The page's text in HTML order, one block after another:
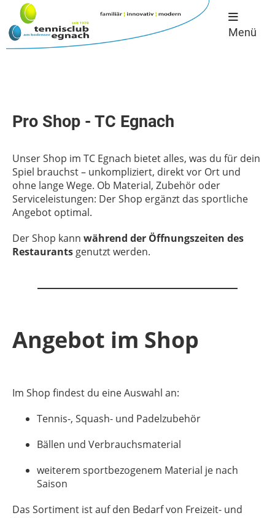
Menü
Pro Shop - TC Egnach
Unser Shop im TC Egnach bietet alles, was du für dein
Spiel brauchst – unkompliziert, direkt vor Ort und
ohne lange Wege. Ob Material, Zubehör oder
Serviceleistungen: Der Shop ergänzt das sportliche
Angebot optimal.
Der Shop kann während der Öffnungszeiten des
Restaurants genutzt werden.
Angebot im Shop
Im Shop findest du eine Auswahl an:
Tennis-, Squash- und Padelzubehör
Bällen und Verbrauchsmaterial
weiterem sportbezogenem Material je nach
Saison
Das Sortiment ist auf den Bedarf von Freizeit- und